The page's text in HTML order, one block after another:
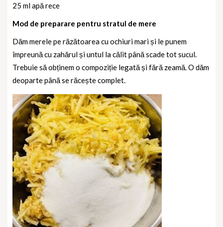
25 ml apă rece
Mod de preparare pentru stratul de mere
Dăm merele pe răzătoarea cu ochiuri mari și le punem
împreună cu zahărul și untul la călit până scade tot sucul.
Trebuie să obținem o compoziție legată și fără zeamă. O dăm
deoparte până se răcește complet.